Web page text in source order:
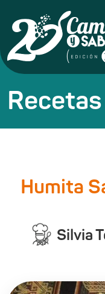
Recetas
Humita
Silvia